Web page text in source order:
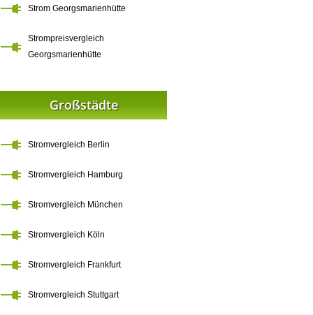
Strom Georgsmarienhütte
Strompreisvergleich
Georgsmarienhütte
Großstädte
Stromvergleich Berlin
Stromvergleich Hamburg
Stromvergleich München
Stromvergleich Köln
Stromvergleich Frankfurt
Stromvergleich Stuttgart